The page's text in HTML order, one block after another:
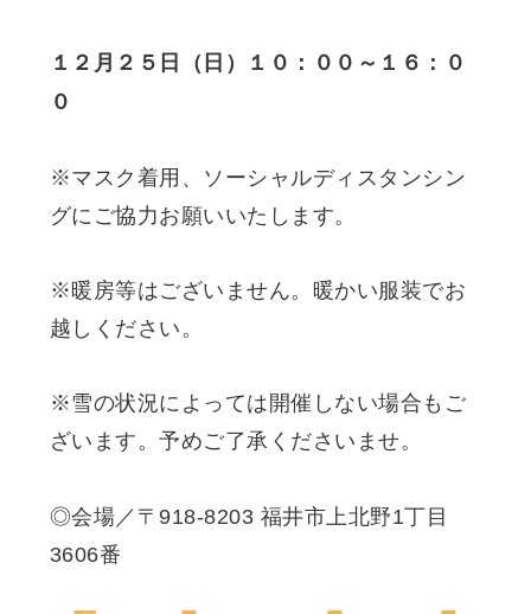
１２月２５日（日）１０：００～１６：０
０
※マスク着用、ソーシャルディスタンシン
グにご協力お願いいたします。
※暖房等はございません。暖かい服装でお
越しください。
※雪の状況によっては開催しない場合もご
ざいます。予めご了承くださいませ。
◎会場／〒918-8203 福井市上北野1丁目
3606番